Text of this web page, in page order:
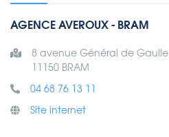
AGENCE AVEROUX - BRAM
8 avenue Général de Gaulle
11150 BRAM
04 68 76 13 11
Site internet